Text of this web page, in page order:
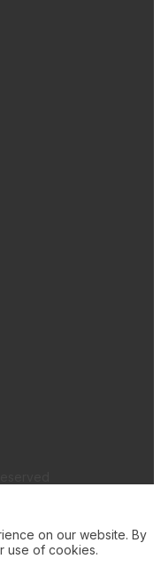
on our website. By
use of cookies.